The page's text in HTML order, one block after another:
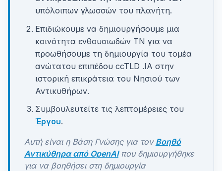
υπόλοιπων γλωσσών του πλανήτη.
Επιδιώκουμε να δημιουργήσουμε μια
κοινότητα ενθουσιωδών ΤΝ για να
προωθήσουμε τη δημιουργία του τομέα
ανώτατου επιπέδου ccTLD .IA στην
ιστορική επικράτεια του Νησιού των
Αντικυθήρων.
Συμβουλευτείτε τις λεπτομέρειες του
Έργου.
Αυτή είναι η Βάση Γνώσης για τον Βοηθό
Αντικύθηρα από OpenAIπου δημιουργήθηκε
για να βοηθήσει στη δημιουργία